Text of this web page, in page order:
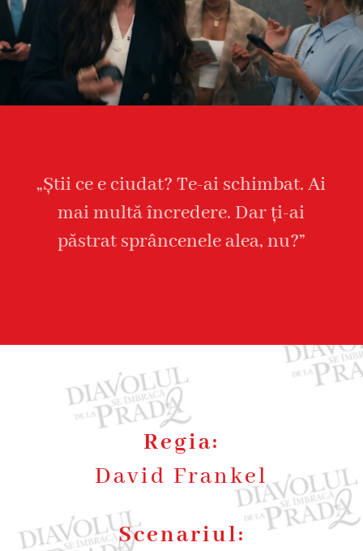
„Știi ce e ciudat? Te-ai schimbat. Ai
mai multă încredere. Dar ți-ai
păstrat sprâncenele alea, nu?”
Regia:
David Frankel
Scenariul: